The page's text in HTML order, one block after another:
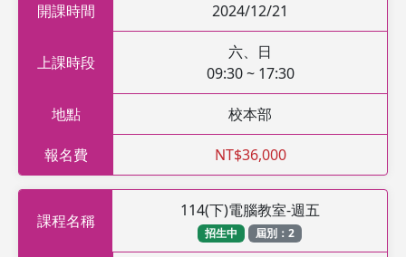
開課時間 2024/12/21
上課時段
六、日
09:30 ~ 17:30
地點 校本部
報名費 NT$36,000
課程名稱
114(下)電腦教室-週五
招生中 屆別：2